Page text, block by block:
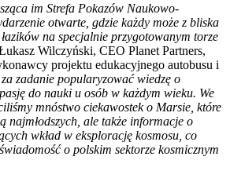
im Strefa Pokazów Naukowo-
otwarte, gdzie każdy może z bliska
na specjalnie przygotowanym torze
Wilczyński, CEO Planet Partners,
projektu edukacyjnego autobusu i
zadanie popularyzować wiedzę o
do nauki u osób w każdym wieku. We
mnóstwo ciekawostek o Marsie, które
najmłodszych, ale także informacje o
wkład w eksplorację kosmosu, co
o polskim sektorze kosmicznym